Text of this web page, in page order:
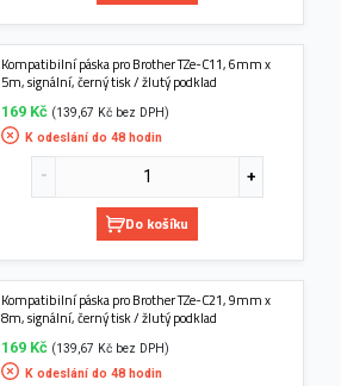
Kompatibilní páska pro Brother TZe-C11, 6mm x
5m, signální, černý tisk / žlutý podklad
169 Kč (139,67 Kč bez DPH)
K odeslání do 48 hodin
Do košíku
Kompatibilní páska pro Brother TZe-C21, 9mm x
8m, signální, černý tisk / žlutý podklad
169 Kč (139,67 Kč bez DPH)
K odeslání do 48 hodin